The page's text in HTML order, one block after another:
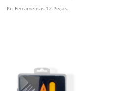
Kit Ferramentas 12 Peças.